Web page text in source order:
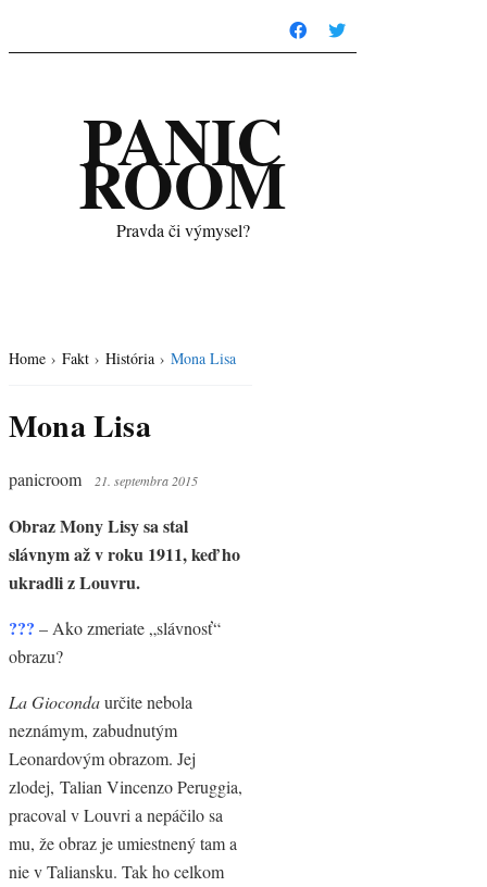
PANIC
ROOM
Pravda či výmysel?
Home › Fakt › História › Mona Lisa
Mona Lisa
panicroom 21. septembra 2015
Obraz Mony Lisy sa stal
slávnym až v roku 1911, keď ho
ukradli z Louvru.
??? – Ako zmeriate „slávnosť“
obrazu?
La Giocondaurčite nebola
neznámym, zabudnutým
Leonardovým obrazom. Jej
zlodej, Talian Vincenzo Peruggia,
pracoval v Louvri a nepáčilo sa
mu, že obraz je umiestnený tam a
nie v Taliansku. Tak ho celkom